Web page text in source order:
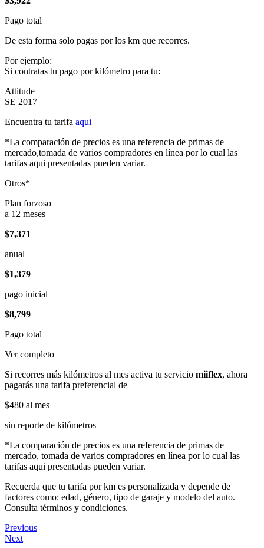
Pago total
De esta forma solo pagas por los km que recorres.
Por ejemplo:
Si contratas tu pago por kilómetro para tu:
Attitude
SE 2017
Encuentra tu tarifa aqui
*La comparación de precios es una referencia de primas de
mercado,tomada de varios compradores en línea por lo cual las
tarifas aqui presentadas pueden variar.
Otros*
Plan forzoso
a 12 meses
$7,371
anual
$1,379
pago inicial
$8,799
Pago total
Ver completo
Si recorres más kilómetros al mes activa tu servicio miiflex, ahora
pagarás una tarifa preferencial de
$480 al mes
sin reporte de kilómetros
*La comparación de precios es una referencia de primas de
mercado, tomada de varios compradores en línea por lo cual las
tarifas aqui presentadas pueden variar.
Recuerda que tu tarifa por km es personalizada y depende de
factores como: edad, género, tipo de garaje y modelo del auto.
Consulta términos y condiciones.
Previous
Next